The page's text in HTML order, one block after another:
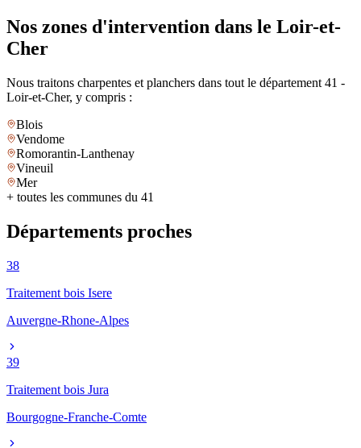
Nos zones d'intervention dans le Loir-et-
Cher
Nous traitons charpentes et planchers dans tout le département 41 -
Loir-et-Cher, y compris :
Blois
Vendome
Romorantin-Lanthenay
Vineuil
Mer
+ toutes les communes du 41
Départements proches
38
Traitement bois Isere
Auvergne-Rhone-Alpes
39
Traitement bois Jura
Bourgogne-Franche-Comte